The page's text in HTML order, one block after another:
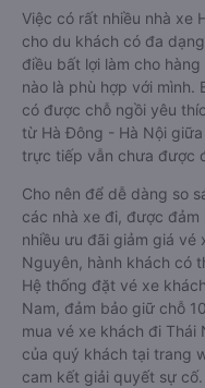
Việc có rất nhiều nhà xe
cho du khách có đa
điều bất lợi làm cho
nào là phù hợp với mình.
có được chỗ ngồi yêu
từ Hà Đông - Hà Nội
trực tiếp vẫn chưa được
Cho nên để dễ dàng so
các nhà xe đi, được
nhiều ưu đãi giảm giá vé
Nguyên, hành khách có
Hệ thống đặt vé xe
Nam, đảm bảo giữ chỗ
mua vé xe khách đi
của quý khách tại trang
cam kết giải quyết sự